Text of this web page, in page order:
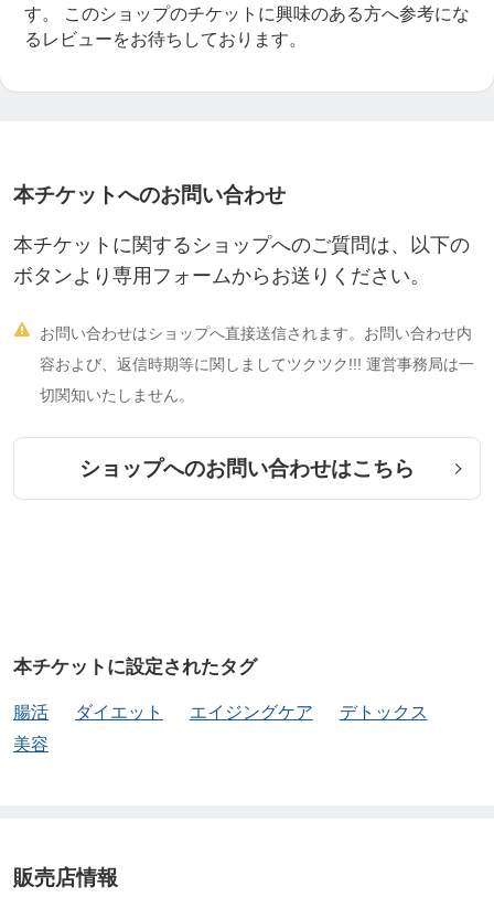
す。
このショップのチケットに興味のある方へ参考にな
るレビューをお待ちしております。
本チケットへのお問い合わせ
本チケットに関するショップへのご質問は、以下の
ボタンより専用フォームからお送りください。

お問い合わせはショップへ直接送信されます。お問い合わせ内
容および、返信時期等に関しましてツクツク!!! 運営事務局は一
切関知いたしません。
ショップへのお問い合わせはこちら
本チケットに設定されたタグ
腸活 ダイエット エイジングケア
デトックス
美容
販売店情報